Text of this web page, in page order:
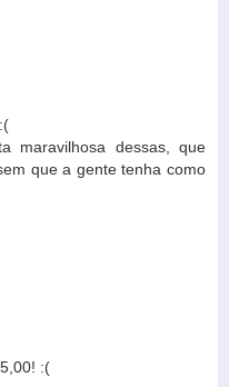
maravilhosa dessas, que
que a gente tenha como
:(